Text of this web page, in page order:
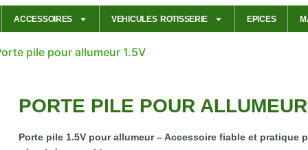
ACCESSOIRES VEHICULES ROTISSERIE EPICES
pile pour allumeur 1.5V
PORTE PILE POUR
Porte pile 1.5V pour allumeur – Accessoire fiable et